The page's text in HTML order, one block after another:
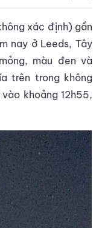
xác định) gần
nay ở Leeds, Tây
màu đen và
trên trong không
khoảng 12h55,